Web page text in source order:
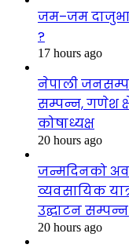
जम–जम
?
17 hours ago
नेपाली
सम्पन्न, गणेश
कोषाध्यक्ष
20 hours ago
जन्मदिनको
व्यवसायिक
उद्घाटन
20 hours ago